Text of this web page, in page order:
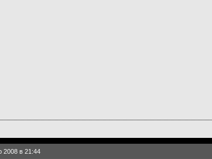
2008 в 21:44